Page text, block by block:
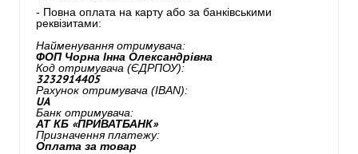
- Повна оплата на карту або за банківськими
реквізитами:
Найменування отримувача:
ФОП Чорна Інна Олександрівна
Код отримувача (ЄДРПОУ):
3232914405
Рахунок отримувача (IBAN):
UA
Банк отримувача:
АТ КБ «ПРИВАТБАНК»
Призначення платежу:
Оплата за товар